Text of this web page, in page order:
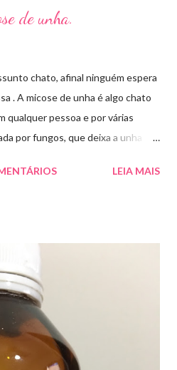
de unha.
chato, afinal ninguém espera
. A micose de unha é algo chato
qualquer pessoa e por várias
por fungos, que deixa a unha
comuns dessas micoses é por
antifúngicos ou remédios
receitados pelo dermatologista. O
de 06 meses a um ano. Para
, pode aplicar óleo de cravo
por isso, pelo uso de muito
utilizei o Ciclopirox olamina que é
LEIA MAIS